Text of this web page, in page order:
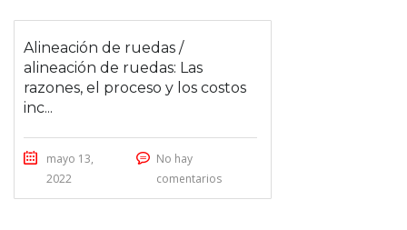
Alineación de ruedas /
alineación de ruedas: Las
razones, el proceso y los costos
inc...
mayo 13,
2022
No hay
comentarios